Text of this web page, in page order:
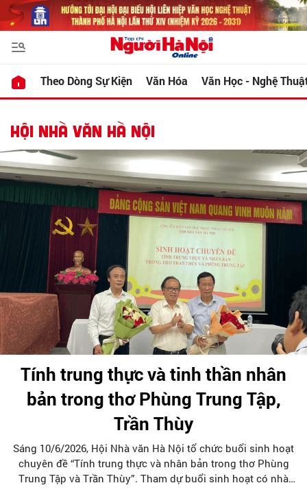
Theo Dòng Sự Kiện Văn Hóa Văn Học - Nghệ
HỘI NHÀ VĂN HÀ NỘI
Tính trung thực và tinh thần nhân
bản trong thơ Phùng Trung Tập,
Trần Thùy
Sáng 10/6/2026, Hội Nhà văn Hà Nội tổ chức buổi sinh hoạt
chuyên đề “Tính trung thực và nhân bản trong thơ Phùng
Trung Tập và Trần Thùy”. Tham dự buổi sinh hoạt có nhà